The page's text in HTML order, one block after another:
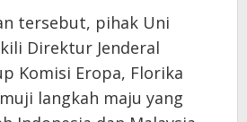
tersebut, pihak Uni
Direktur Jenderal
Komisi Eropa, Florika
langkah maju yang